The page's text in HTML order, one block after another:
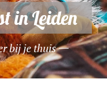
in Leiden
bij je thuis